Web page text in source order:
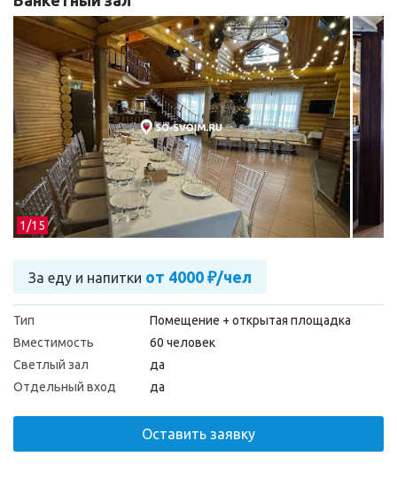
1/15
За еду и напитки от 4000 ₽/чел
Тип
Помещение + открытая площадка
Вместимость
60 человек
Светлый зал
да
Отдельный вход
да
Оставить заявку